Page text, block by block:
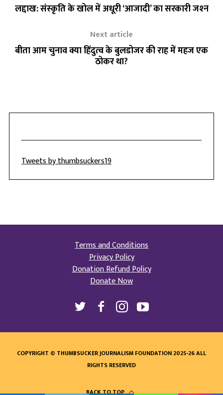
लद्दाख: संस्‍कृति के खोल में अधूरी ‘आजादी’ का सरकारी जश्‍न
Next article
बीता आम चुनाव क्या हिंदुत्‍व के बुलडोजर की राह में महज एक
ठोकर था?
Tweets by thumbsuckers19
Terms and Conditions
Privacy Policy
Donation Refund Policy
Donate Now
COPYRIGHT © THUMBSUCKER JOURNALISM FOUNDATION 2025-26 ALL
RIGHTS RESERVED
BACK TO TOP